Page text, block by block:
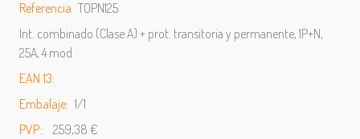
Referencia TOPN125
Int. combinado (Clase A) + prot. transitoria y permanente, 1P+N,
25A, 4 mod
EAN 13:
Embalaje: 1/1
PVP:: 259,38 €